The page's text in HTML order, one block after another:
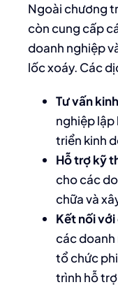
Ngoài chương
còn cung cấp
doanh nghiệp
lốc xoáy. Các
Tư vấn
nghiệp lập
triển kinh
Hỗ trợ kỹ
cho các
chữa và
Kết nối
các doanh
tổ chức
trình hỗ